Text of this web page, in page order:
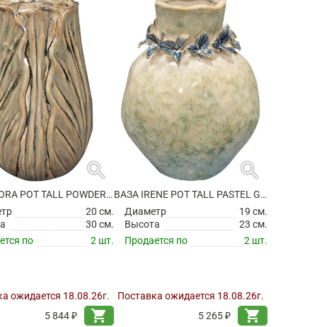
search
ВАЗА FLORA POT TALL POWDER TAUPE
20 см.
30 см.
по
2 шт.
ожидается 18.08.26г.
5 844 ₽
shopping_cart
search
ВАЗА IRENE POT TALL PASTEL GREEN
Диаметр
19 см.
Высота
23 см.
Продается по
2 шт.
Поставка ожидается 18.08.26г.
5 265 ₽
shopping_cart